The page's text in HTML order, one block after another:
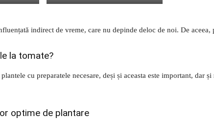
indirect de vreme, care nu depinde deloc de noi. De
la tomate?
cu preparatele necesare, deși și aceasta este important, dar
optime de plantare